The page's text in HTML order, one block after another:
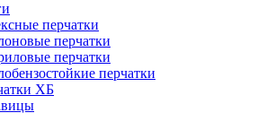
перчатки
перчатки
перчатки
перчатки
ХБ